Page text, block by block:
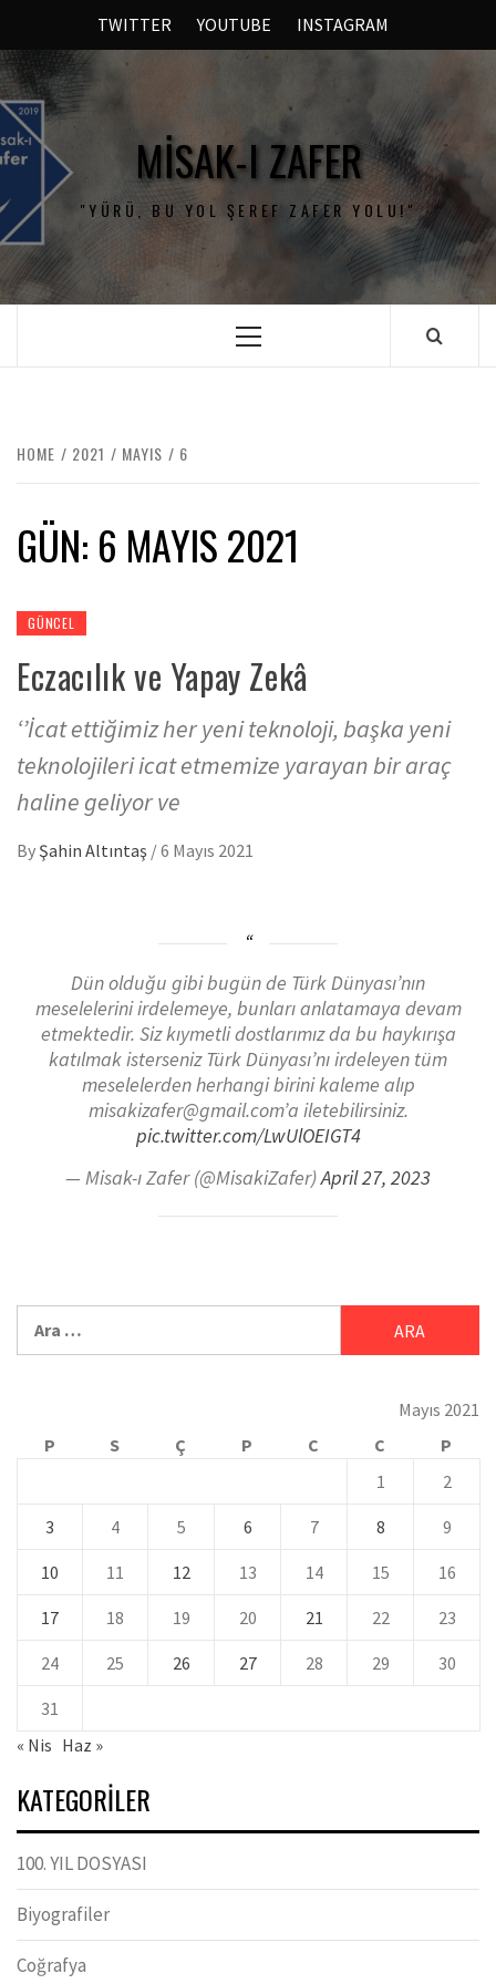
TWITTER YOUTUBE INSTAGRAM
MISAK-I ZAFER
"YÜRÜ, BU YOL ŞEREF ZAFER YOLU!"
HOME 2021 MAYIS 6
GÜN: 6 MAYIS 2021
GÜNCEL
Eczacılık ve Yapay Zekâ
‘’İcat ettiğimiz her yeni teknoloji, başka yeni
teknolojileri icat etmemize yarayan bir araç
haline geliyor ve
By Şahin Altıntaş /6 Mayıs 2021
Dün olduğu gibi bugün de Türk Dünyası’nın
meselelerini irdelemeye, bunları anlatamaya devam
etmektedir. Siz kıymetli dostlarımız da bu haykırışa
katılmak isterseniz Türk Dünyası’nı irdeleyen tüm
meselelerden herhangi birini kaleme alıp
misakizafer@gmail.com’a iletebilirsiniz.
pic.twitter.com/LwUlOEIGT4
— Misak-ı Zafer (@MisakiZafer)April 27, 2023
Mayıs 2021
P
S Ç P C C
P
1
2
3 4 5 6 7 8 9
10 11 12 13 14 15 16
17 18 19 20 21 22 23
24 25 26 27 28 29 30
31
« Nis Haz »
KATEGORILER
100. YIL DOSYASI
Biyografiler
Coğrafya